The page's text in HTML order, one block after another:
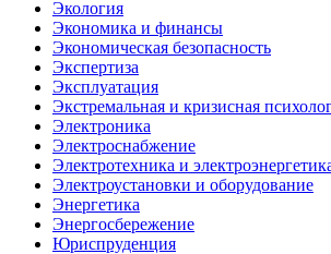
Экология
Экономика и финансы
Экономическая безопасность
Экспертиза
Эксплуатация
Экстремальная и кризисная
Электроника
Электроснабжение
Электротехника и
Электроустановки и оборудование
Энергетика
Энергосбережение
Юриспруденция